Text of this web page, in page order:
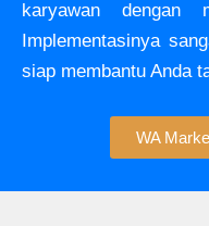
karyawan dengan
Implementasinya
siap membantu Anda
WA